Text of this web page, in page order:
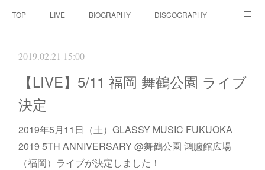
TOP LIVE BIOGRAPHY DISCOGRAPHY
2019.02.21 15:00
【LIVE】5/11 福岡 舞鶴公園 ライブ
決定
2019年5月11日（土）GLASSY MUSIC FUKUOKA
2019 5TH ANNIVERSARY @舞鶴公園 鴻臚館広場
（福岡）ライブが決定しました！